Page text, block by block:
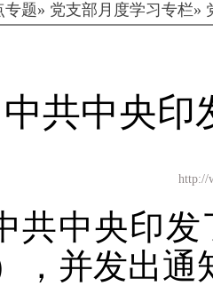
专题» 党支部月度学习专栏»
中共中央印
http://
共中央印
，并发出